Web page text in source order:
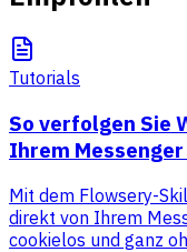
Tutorials
So verfolgen Sie
Ihrem
Mit dem Flowsery-
direkt von Ihrem
cookielos und ganz